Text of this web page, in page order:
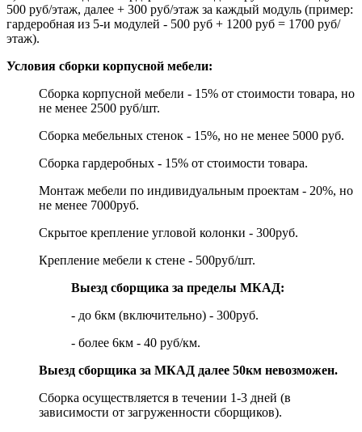
500 руб/этаж, далее + 300 руб/этаж за каждый модуль (пример:
гардеробная из 5-и модулей - 500 руб + 1200 руб = 1700 руб/
этаж).
Условия сборки корпусной мебели:
Сборка корпусной мебели - 15% от стоимости товара, но
не менее 2500 руб/шт.
Сборка мебельных стенок - 15%, но не менее 5000 руб.
Сборка гардеробных - 15% от стоимости товара.
Монтаж мебели по индивидуальным проектам - 20%, но
не менее 7000руб.
Скрытое крепление угловой колонки - 300руб.
Крепление мебели к стене - 500руб/шт.
Выезд сборщика за пределы МКАД:
- до 6км (включительно) - 300руб.
- более 6км - 40 руб/км.
Выезд сборщика за МКАД далее 50км невозможен.
Сборка осуществляется в течении 1-3 дней (в
зависимости от загруженности сборщиков).